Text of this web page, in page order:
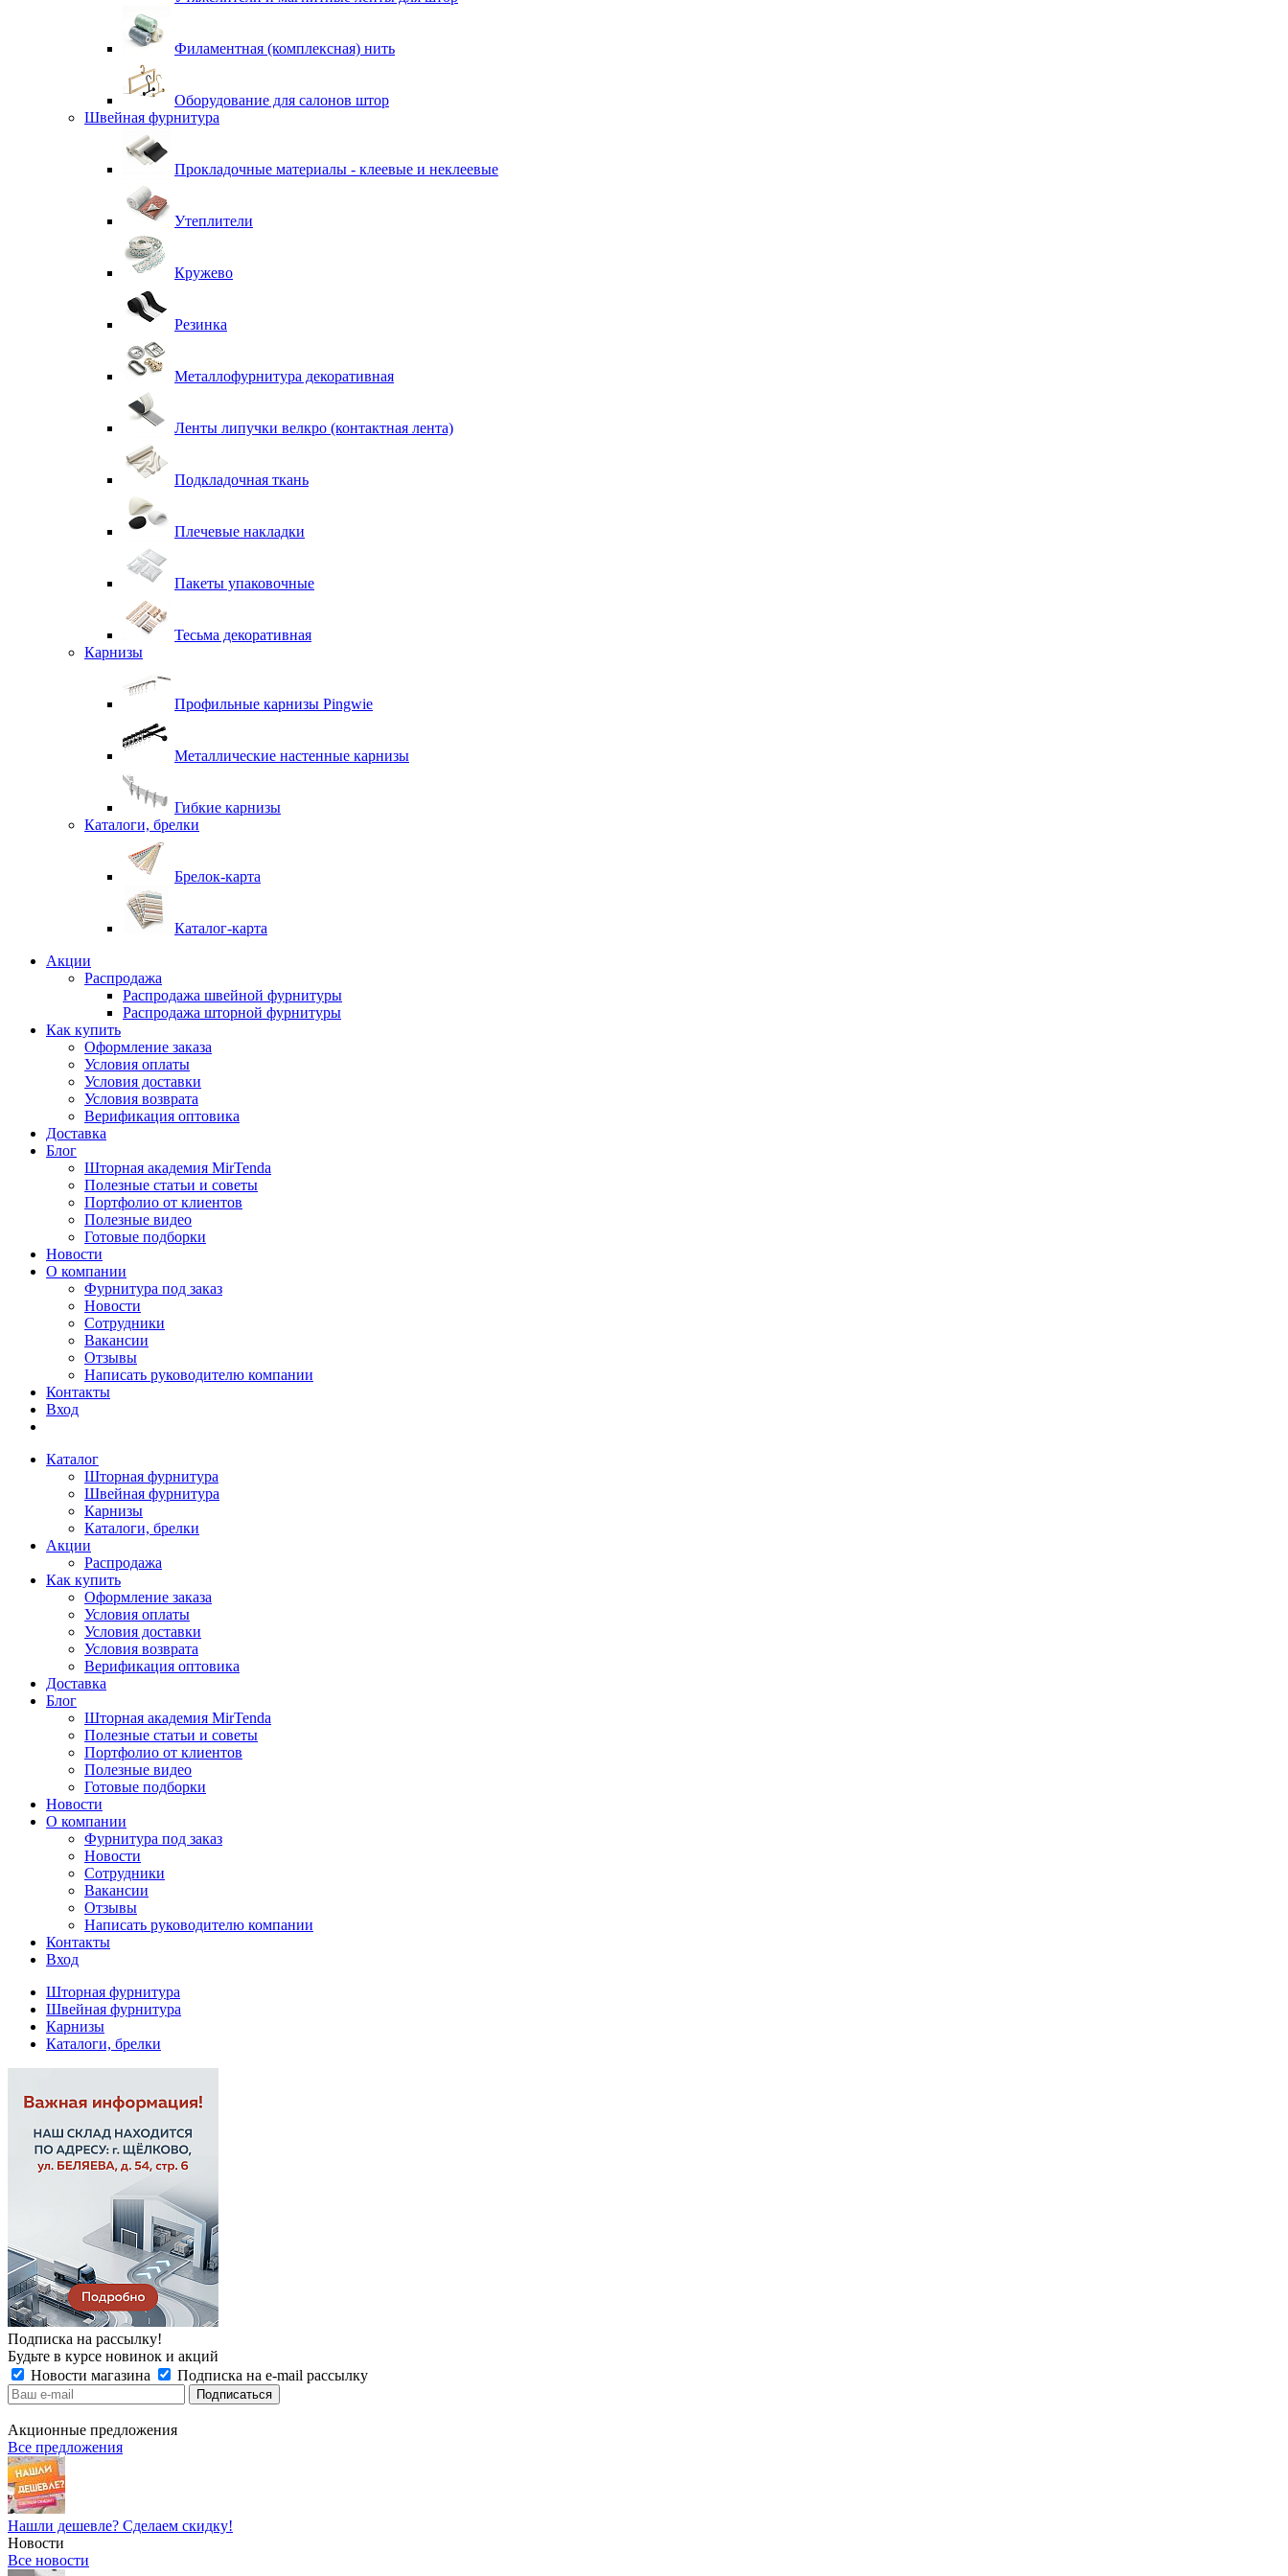
Филаментная (комплексная) нить
Оборудование для салонов штор
Швейная фурнитура
Прокладочные материалы - клеевые и неклеевые
Утеплители
Кружево
Резинка
Металлофурнитура декоративная
Ленты липучки велкро (контактная лента)
Подкладочная ткань
Плечевые накладки
Пакеты упаковочные
Тесьма декоративная
Карнизы
Профильные карнизы Pingwie
Металлические настенные карнизы
Гибкие карнизы
Каталоги, брелки
Брелок-карта
Каталог-карта
Акции
Распродажа
Распродажа швейной фурнитуры
Распродажа шторной фурнитуры
Как купить
Оформление заказа
Условия оплаты
Условия доставки
Условия возврата
Верификация оптовика
Доставка
Блог
Шторная академия MirTenda
Полезные статьи и советы
Портфолио от клиентов
Полезные видео
Готовые подборки
Новости
О компании
Фурнитура под заказ
Новости
Сотрудники
Вакансии
Отзывы
Написать руководителю компании
Контакты
Вход
Каталог
Шторная фурнитура
Швейная фурнитура
Карнизы
Каталоги, брелки
Акции
Распродажа
Как купить
Оформление заказа
Условия оплаты
Условия доставки
Условия возврата
Верификация оптовика
Доставка
Блог
Шторная академия MirTenda
Полезные статьи и советы
Портфолио от клиентов
Полезные видео
Готовые подборки
Новости
О компании
Фурнитура под заказ
Новости
Сотрудники
Вакансии
Отзывы
Написать руководителю компании
Контакты
Вход
Шторная фурнитура
Швейная фурнитура
Карнизы
Каталоги, брелки
Подписка на рассылку!
Будьте в курсе новинок и акций
Новости магазина
Подписка на e-mail рассылку
Акционные предложения
Все предложения
Нашли дешевле? Сделаем скидку!
Новости
Все новости